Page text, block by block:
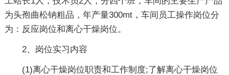
为头孢曲松钠粗品，年产量300mt，车间员工操作岗位分
为：反应岗位和离心干燥岗位。
2、岗位实习内容
(1)离心干燥岗位职责和工作制度;了解离心干燥岗位